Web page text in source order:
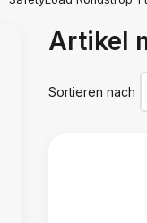
Artikel
Sortieren nach